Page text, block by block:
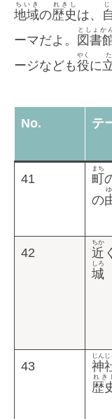
地域
ちいき
の歴史
れきし
は、
ーマだよ。
図書
としょか
ージなども役
やく
に
た
No. テ
41 町
まち
の
42 近
ちか
城
しろ
43 神
じんじ
歴
れき